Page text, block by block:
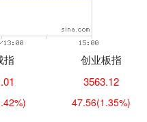
指
创业板指
3563.12
47.56(1.35%)